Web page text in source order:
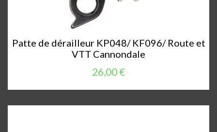
Patte de dérailleur KP048/ KF096/ Route et
VTT Cannondale
26,00 €